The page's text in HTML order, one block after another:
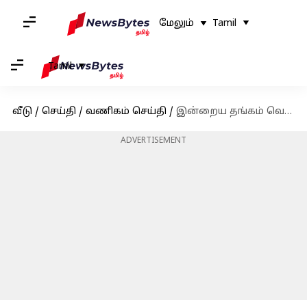
மேலும் Tamil
Tamil
வீடு / செய்தி / வணிகம் செய்தி / இன்றைய தங்கம் வெள்ளி விலை நிலவரம்: ஜனவரி 12
ADVERTISEMENT